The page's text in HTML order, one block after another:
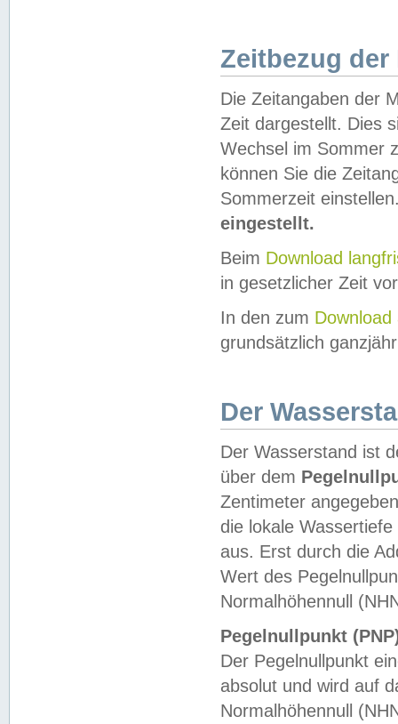
Zeitbezug der
Die Zeitangaben der
Zeit dargestellt. Dies
Wechsel im Sommer
können Sie die
Sommerzeit
eingestellt.
Beim Download
in gesetzlicher Zeit
In den zum Download
grundsätzlich
Der
Der Wasserstand ist
über dem
Zentimeter
die lokale
aus. Erst durch die
Wert des
Normalhöhennull
Pegelnullpunkt
Der Pegelnullpunkt
absolut und wird auf
Normalhöhennull